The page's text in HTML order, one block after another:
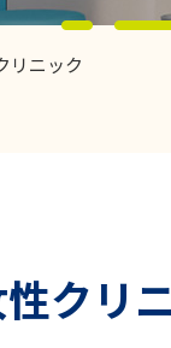
リニック
クリ